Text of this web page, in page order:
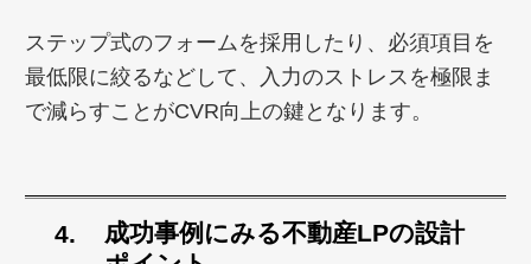
ステップ式のフォームを採用したり、必須項目を
最低限に絞るなどして、入力のストレスを極限ま
で減らすことがCVR向上の鍵となります。
成功事例にみる不動産LPの設計